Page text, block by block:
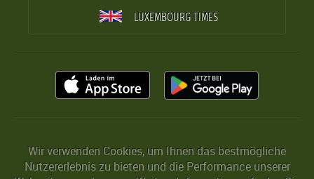
LUXEMBOURG TIMES
Wir verwenden Cookies, um Ihnen das bestmögliche
Nutzererlebnis zu bieten und die Performance unserer